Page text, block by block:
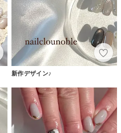
新作デザイン♪